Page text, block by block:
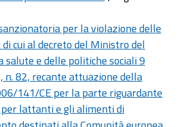
per la violazione delle
cui al decreto del Ministro del
salute e delle politiche sociali 9
n. 82, recante attuazione della
141/CE per la parte riguardante
lattanti e gli alimenti di